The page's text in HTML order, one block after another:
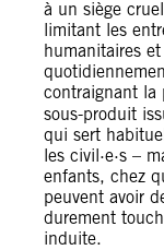
à un siège
limitant les
humanitaires
contraignant la
sous-produit
qui sert
les civil·e·s –
enfants, chez
peuvent avoir
durement
induite.